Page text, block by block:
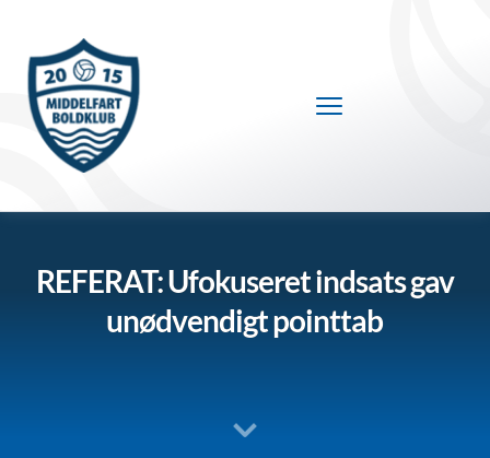
REFERAT: Ufokuseret indsats gav
unødvendigt pointtab